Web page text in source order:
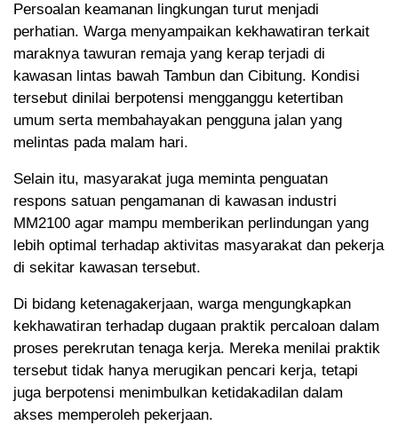
Persoalan keamanan lingkungan turut menjadi
perhatian. Warga menyampaikan kekhawatiran terkait
maraknya tawuran remaja yang kerap terjadi di
kawasan lintas bawah Tambun dan Cibitung. Kondisi
tersebut dinilai berpotensi mengganggu ketertiban
umum serta membahayakan pengguna jalan yang
melintas pada malam hari.
Selain itu, masyarakat juga meminta penguatan
respons satuan pengamanan di kawasan industri
MM2100 agar mampu memberikan perlindungan yang
lebih optimal terhadap aktivitas masyarakat dan pekerja
di sekitar kawasan tersebut.
Di bidang ketenagakerjaan, warga mengungkapkan
kekhawatiran terhadap dugaan praktik percaloan dalam
proses perekrutan tenaga kerja. Mereka menilai praktik
tersebut tidak hanya merugikan pencari kerja, tetapi
juga berpotensi menimbulkan ketidakadilan dalam
akses memperoleh pekerjaan.